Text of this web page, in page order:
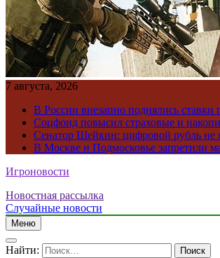
7 августа, 2026
В России внезапно поднялись ставки
Соцфонд повысил страховые и
Сенатор Шейкин: цифровой рубль не
В Москве и Подмосковье запретили
Игроновости
Новостная рассылка
Случайные новости
Меню
Найти: